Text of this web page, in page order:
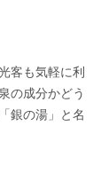
客も気軽に利
の成分かどう
銀の湯」と名